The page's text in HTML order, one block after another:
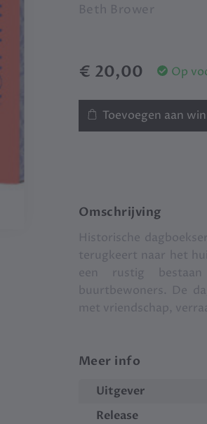
Beth Brower
€ 20,00 Op
Toevoegen aan
Omschrijving
Historische
terugkeert naar het
een rustig
buurtbewoners. De
met vriendschap,
Meer info
Uitgever
Release